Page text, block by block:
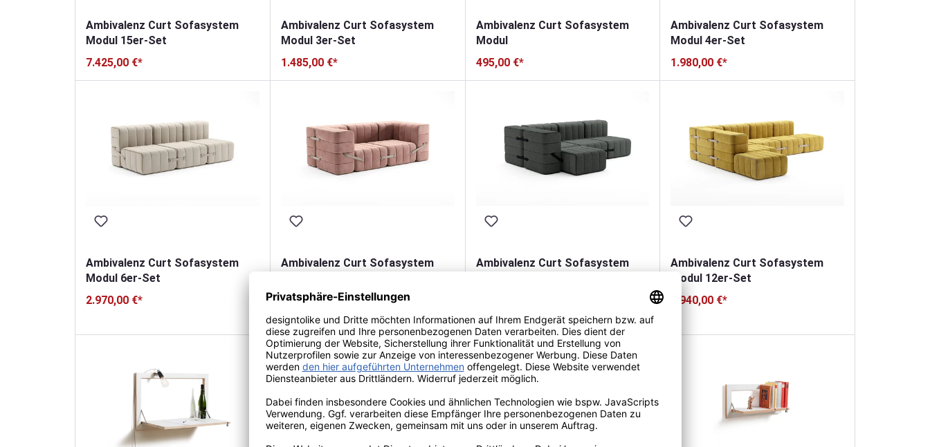
Ambivalenz Curt Sofasystem
Modul 15er-Set
7.425,00 €*
Ambivalenz Curt Sofasystem
Modul 3er-Set
1.485,00 €*
Ambivalenz Curt Sofasystem
Modul
495,00 €*
Ambivalenz Curt Sofasystem
Modul 4er-Set
1.980,00 €*
Ambivalenz Curt Sofasystem
Modul 6er-Set
2.970,00 €*
Ambivalenz Curt Sofasystem
3.465,00 €*
Durchschnittliche Bewertung von 5 von 5 Sternen
Ambivalenz Curt Sofasystem
Ambivalenz Curt Sofasystem
Modul 12er-Set
5.940,00 €*